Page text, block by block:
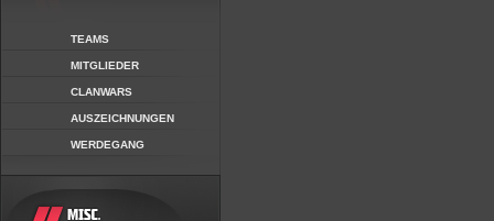
TEAMS
MITGLIEDER
CLANWARS
AUSZEICHNUNGEN
WERDEGANG